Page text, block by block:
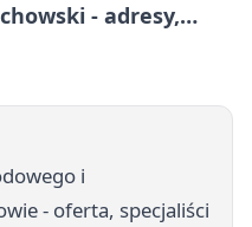
- adresy,
i
- oferta, specjaliści